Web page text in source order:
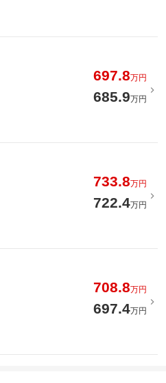
697.8万円
685.9万円
733.8万円
722.4万円
708.8万円
697.4万円